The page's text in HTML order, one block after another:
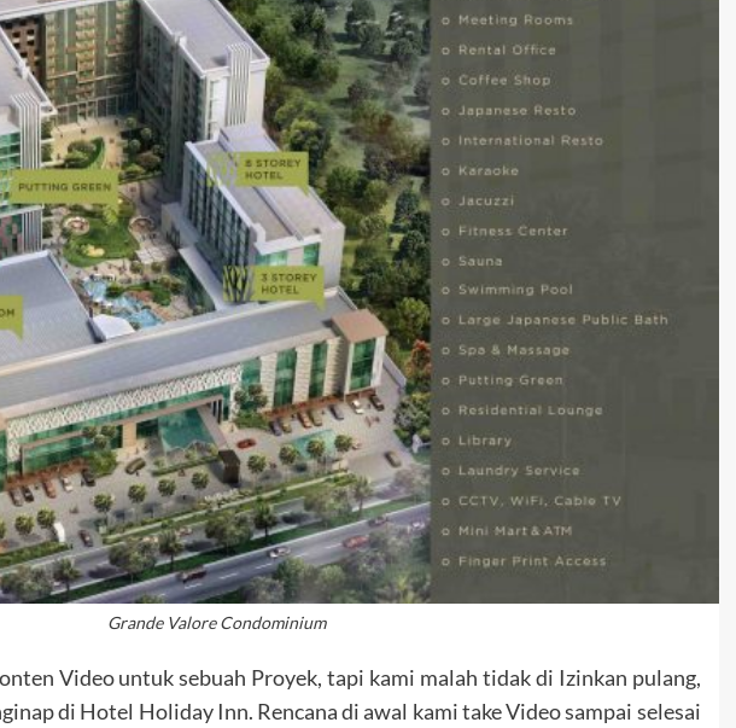
Grande Valore Condominium
Video untuk sebuah Proyek, tapi kami malah tidak di Izinkan pulang,
di Hotel Holiday Inn. Rencana di awal kami take Video sampai selesai